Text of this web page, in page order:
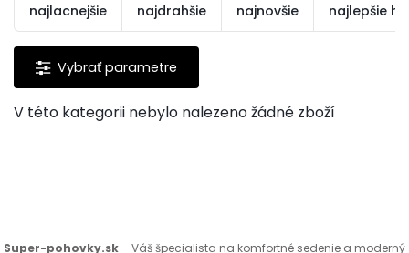
najlacnejšie najdrahšie najnovšie najlepšie
V této kategorii nebylo nalezeno žádné zboží
Super-pohovky.sk – Váš špecialista na komfortné sedenie a moderný